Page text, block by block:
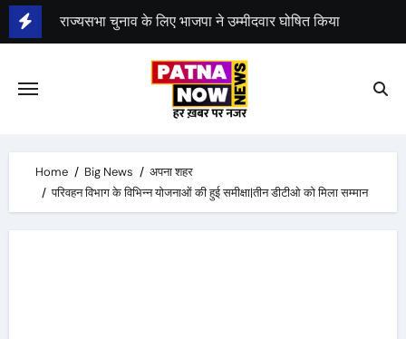
Skip
to
राज्यसभा चुनाव के लिए भाजपा ने उम्मीदवार घोषित किया
बार काउंसिल ऑफ इंडिया के अध्यक्ष मनन मिश्रा बिहार से उम्मीदवार
Home Big News
अपना शहर
परिवहन विभाग के विभिन्न योजनाओं की हुई समीक्षा|तीन डीटीओ को मिला सम्मान